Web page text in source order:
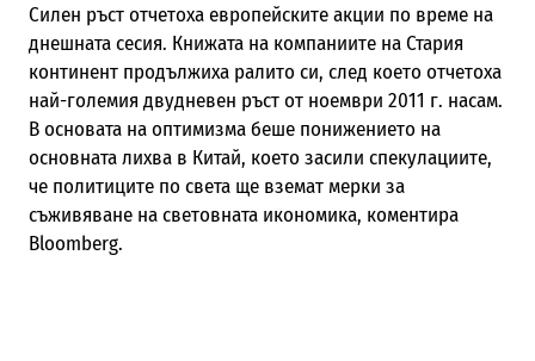
Силен ръст отчетоха европейските акции по време на
днешната сесия. Книжата на компаниите на Стария
континент продължиха ралито си, след което отчетоха
най-големия двудневен ръст от ноември 2011 г. насам.
В основата на оптимизма беше понижението на
основната лихва в Китай, което засили спекулациите,
че политиците по света ще вземат мерки за
съживяване на световната икономика, коментира
Bloomberg.